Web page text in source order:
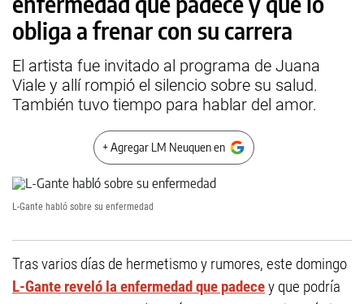
obliga a frenar con su carrera
El artista fue invitado al programa de Juana
Viale y allí rompió el silencio sobre su salud.
También tuvo tiempo para hablar del amor.
+ Agregar LM Neuquen en
L-Gante habló sobre su enfermedad
Tras varios días de hermetismo y rumores, este domingo
L-Gante reveló la enfermedad que padecey que podría